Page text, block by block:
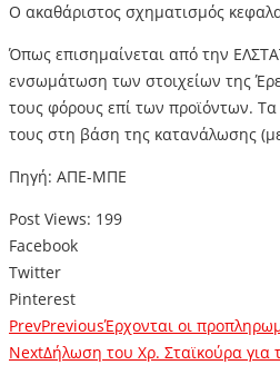
Ο ακαθάριστος σχηματισμός
Όπως επισημαίνεται από την
ενσωμάτωση των στοιχείων της
τους φόρους επί των προϊόντων.
τους στη βάση της κατανάλωσης
Πηγή: ΑΠΕ-ΜΠΕ
Post Views: 199
Facebook
Twitter
Pinterest
PrevPreviousΈρχονται οι
NextΔήλωση του Χρ. Σταϊκούρα για